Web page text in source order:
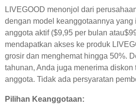
LIVEGOOD menonjol dari
dengan model keanggotaannya yang
anggota aktif ($9,95 per bulan
mendapatkan akses ke produk
grosir dan menghemat hingga 50%.
tahunan, Anda juga menerima diskon
anggota. Tidak ada persyaratan
Pilihan Keanggotaan: